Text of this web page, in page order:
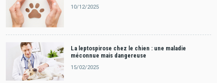
10/12/2025
La leptospirose chez le chien : une maladie
méconnue mais dangereuse
15/02/2025